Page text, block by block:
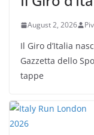
August 2, 2026
Il Giro d’Italia
Gazzetta dello
tappe